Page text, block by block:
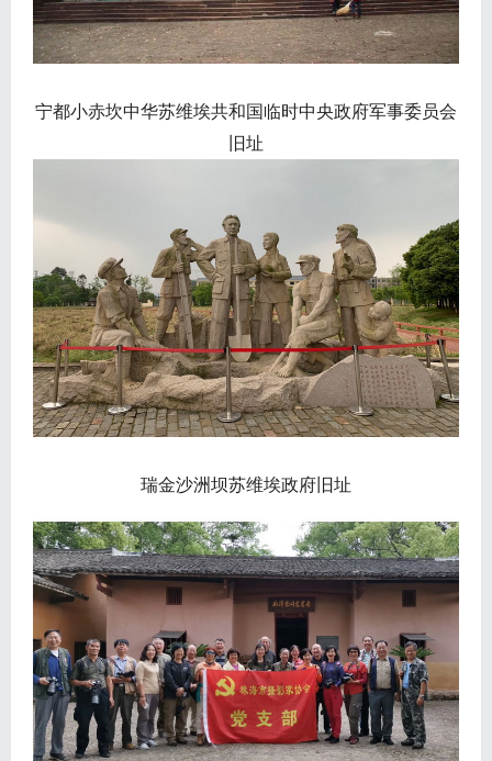
宁都小赤坎中华苏维埃共和国临时中央政府军事委员会
旧址
瑞金沙洲坝苏维埃政府旧址